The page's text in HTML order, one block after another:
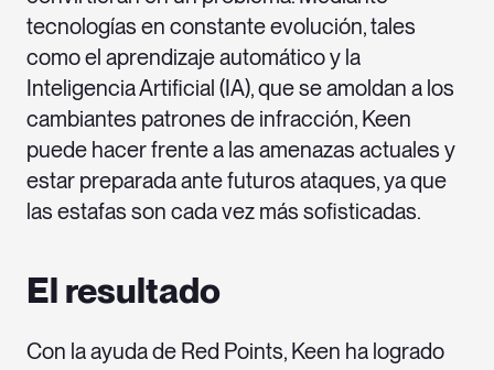
tecnologías en constante evolución, tales
como el aprendizaje automático y la
Inteligencia Artificial (IA), que se amoldan a los
cambiantes patrones de infracción, Keen
puede hacer frente a las amenazas actuales y
estar preparada ante futuros ataques, ya que
las estafas son cada vez más sofisticadas.
El resultado
Con la ayuda de Red Points, Keen ha logrado